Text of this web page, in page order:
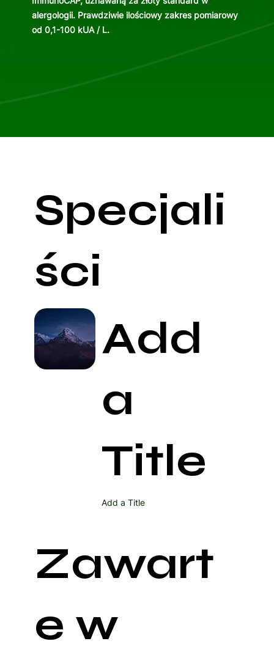
alergologii. Prawdziwie ilościowy zakres pomiarowy
od 0,1-100 kUA / L.
Specjali
ści
Add
a
Title
Add a Title
Zawart
e w